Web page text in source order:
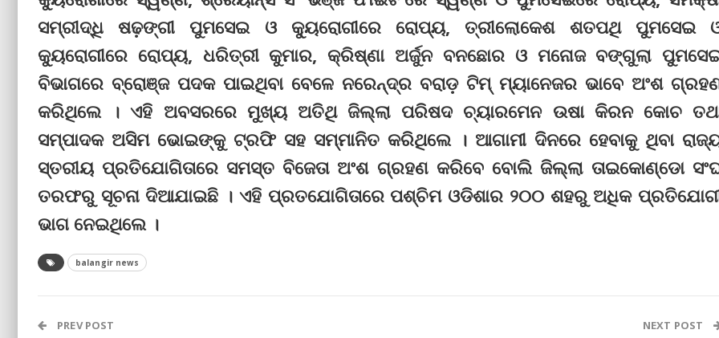
ସମ୍ରୀଦ୍ଧି ଷଢ଼ଙ୍ଗୀ ପୁମସେଇ ଓ କ୍ୟୁରୋଗୀରେ ରୋପ୍ୟ, ତ୍ରୀଲୋକେଶ ଶତପଥି ପୁମସେଇ
କ୍ୟୁରୋଗୀରେ ରୋପ୍ୟ, ଧରିତ୍ରୀ କୁମାର, କ୍ରିଷ୍ଣା ଅର୍ଜୁନ ବନଛୋର ଓ ମନୋଜ ବଙ୍ଗୁଲା
ବିଭାଗରେ ବ୍ରୋଞ୍ଜ ପଦକ ପାଇଥିବା ବେଳେ ନରେନ୍ଦ୍ର ବରାଡ଼ ଟିମ୍‌ ମ୍ୟାନେଜର ଭାବେ ଅଂଶ
କରିଥିଲେ । ଏହି ଅବସରରେ ମୁଖ୍ୟ ଅତିଥି ଜିଲ୍ଲା ପରିଷଦ ଚ୍ୟାରମେନ ଉଷା କିରନ କୋଚ
ସମ୍ପାଦକ ଅସିମ ଭୋଇଙ୍କୁ ଟ୍ରଫି ସହ ସମ୍ମାନିତ କରିଥିଲେ । ଆଗାମୀ ଦିନରେ ହେବାକୁ ଥିବା
ସ୍ତରୀୟ ପ୍ରତିଯୋଗିତାରେ ସମସ୍ତ ବିଜେତା ଅଂଶ ଗ୍ରହଣ କରିବେ ବୋଲି ଜିଲ୍ଲା ତାଇକୋଣ୍ଡୋ
ତରଫରୁ ସୂଚନା ଦିଆଯାଇଛି । ଏହି ପ୍ରତଯୋଗିତାରେ ପଶ୍ଚିମ ଓଡିଶାର ୨୦୦ ଶହରୁ ଅଧିକ
ଭାଗ ନେଇଥିଲେ ।
balangir news
PREV POST NEXT POST